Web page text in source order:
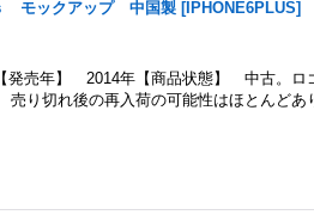
モックアップ 中国製 [IPHONE6PLUS]
発売年】 2014年【商品状態】 中古。ロ
り切れ後の再入荷の可能性はほとんどあ